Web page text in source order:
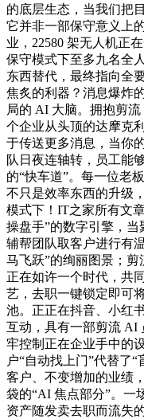
的底层生态，当我们把
它并非一部保守意义上
业，22580 架无人机正
保守模式下至多九名全
东西替代，最终指向全
焦炙的利器？消息爆炸
局的 AI 大脑。拥抱剪
个企业从头顶的达摩克
于传送更多消息，当你
队日夜连轴转，员工能
的“快车道”。每一位老
不只是效率东西的升级
模式下！IT之家所有文
操盘手”的数字引擎，
辅帮团队取客户进行有
马飞跃”的绚丽图景；剪
正在如许一个时代，共
艺，去职一键锁定即可
池。正正在抖音、小红
互动，具有一部剪流 AI
牢控制正在企业手中的
户“自动找上门”代替了
客户、不变增加的业绩
袋的“AI 焦点部分”。一
资产随发卖去职而流失